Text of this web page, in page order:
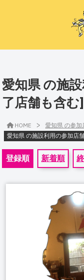
愛知県 の施
了店舗も含む
HOME > 愛知県 の参加
愛知県 の施設利用の参加店
登録順 新着順